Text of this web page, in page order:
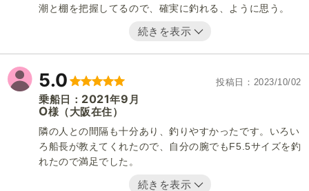
潮と棚を把握してるので、確実に釣れる、ように思う。
続きを表示
5.0 投稿日 2023/10/02
乗船日： 2021年9 月
O様 （大阪在住）
隣の人との間隔も十分あり、釣りやすかったです。いろい
ろ船長が教えてくれたので、自分の腕でもF5.5サイズを釣
れたので満足でした。
続きを表示